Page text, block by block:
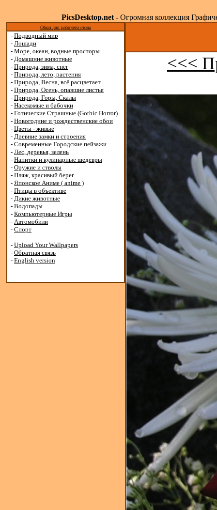
PicsDesktop.net- Огромная коллекция
Обои для рабочего стола
- Подводный мир
- Лошади
- Море, океан, водные просторы
- Домашние животные
- Природа, зима, снег
- Природа, лето, растения
- Природа, Весна, всё расцветает
- Природа, Осень, опавшие листья
- Природа, Горы, Скалы
- Насекомые и бабочки
- Готические Страшные (Gothic Horror)
- Новогодние и рождественские обои
- Цветы - живые
- Древние замки и строения
- Современные Городские пейзажи
- Лес, деревья, зелень
- Напитки и кулинарные шедевры
- Оружие и стволы
- Пляж, красивый берег
- Японское Аниме ( anime )
- Птицы в объективе
- Дикие животные
- Водопады
- Компьютерные Игры
- Автомобили
- Спорт
- Upload Your Wallpapers
- Обратная связь
- English version
<<<